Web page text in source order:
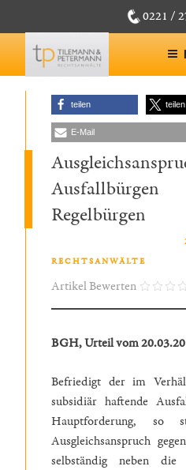
Inhalt
springen
0221 /
teilen teilen
E-Mail
Regelbürgen
RECHTSANWÄLTE
Artikel Bewerten
BGH, Urteil vom
Befriedigt der im
subsidiär haftende
Hauptforderung,
Ausgleichsanspruch
selbständig neben